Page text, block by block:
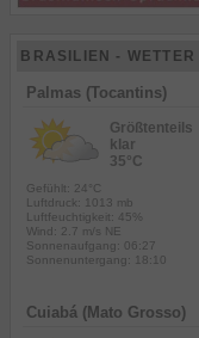
BRASILIEN - WETTER
Palmas (Tocantins)
Größtenteils
klar
35°C
Gefühlt: 24°C
Luftdruck: 1013 mb
Luftfeuchtigkeit: 45%
Wind: 2.7 m/s NE
Sonnenaufgang: 06:27
Sonnenuntergang: 18:10
Cuiabá (Mato Grosso)